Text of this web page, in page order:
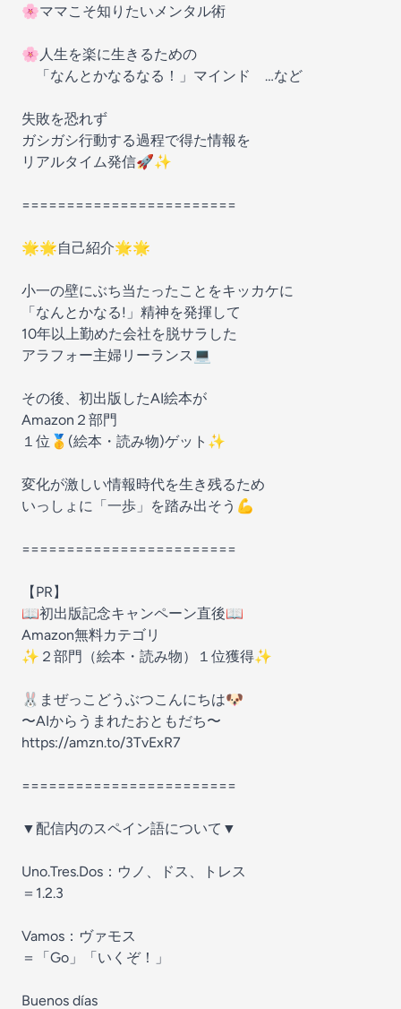
🌸ママこそ知りたいメンタル術
🌸人生を楽に生きるための
「なんとかなるなる！」マインド …など
失敗を恐れず
ガシガシ行動する過程で得た情報を
リアルタイム発信🚀✨
========================
🌟🌟自己紹介🌟🌟
小一の壁にぶち当たったことをキッカケに
「なんとかなる!」精神を発揮して
10年以上勤めた会社を脱サラした
アラフォー主婦リーランス💻
その後、初出版したAI絵本が
Amazon２部門
１位🥇(絵本・読み物)ゲット✨
変化が激しい情報時代を生き残るため
いっしょに「一歩」を踏み出そう💪
========================
【PR】
📖初出版記念キャンペーン直後📖
Amazon無料カテゴリ
✨２部門（絵本・読み物）１位獲得✨
🐰まぜっこどうぶつこんにちは🐶
〜AIからうまれたおともだち〜
https://amzn.to/3TvExR7
========================
▼配信内のスペイン語について▼
Uno.Tres.Dos：ウノ、ドス、トレス
＝1.2.3
Vamos：ヴァモス
＝「Go」「いくぞ！」
Buenos días